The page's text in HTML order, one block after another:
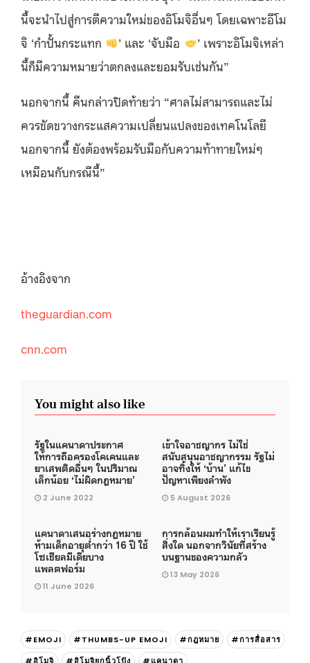
นี้จะนำไปสู่การตีความใหม่ของอิโมจิอื่นๆ โดยเฉพาะอีโม
จิ ‘กำปั้นกระแทก
’ และ ‘จับมือ
’ เพราะอิโมจิเหล่า
นี้ก็มีความหมายว่าตกลงและยอมรับเช่นกัน”
นอกจากนี้ คีนกล่าวปิดท้ายว่า “ศาลไม่สามารถและไม่
ควรขัดขวางกระแสความเปลี่ยนแปลงของเทคโนโลยี
นอกจากนี้ ยังต้องพร้อมรับมือกับความท้าทายใหม่ๆ
เหมือนกับกรณีนี้”
อ้างอิงจาก
theguardian.com
cnn.com
You might also like
รัฐในแคนาดาประกาศ
ให้การถือครองโคเคนและ
ยาเสพติดอื่นๆ ในปริมาณ
เล็กน้อย ‘ไม่ผิดกฎหมาย’
2 June 2022
เข้าใจอาชญากร ไม่ใช่
สนับสนุนอาชญากรรม รัฐไม่
อาจทิ้งให้ ‘บ้าน’ แก้ไข
ปัญหาเพียงลำพัง
5 August 2026
แคนาดาเสนอร่างกฎหมาย
ห้ามเด็กอายุต่ำกว่า 16 ปี ใช้
โซเชียลมีเดียบาง
แพลตฟอร์ม
11 June 2026
การกล้อนผมทำให้เราเรียนรู้
สิ่งใด นอกจากวินัยที่สร้าง
บนฐานของความกลัว
13 May 2026
#EMOJI #THUMBS-UP EMOJI #กฎหมาย
#การสื่อสาร
#อิโมจิ
#อิโมจิยกนิ้วโป้ง #แคนาดา